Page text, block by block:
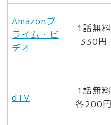
Amazonプ
ライム・ビ
デオ
1話無料
330円
dTV
1話無料
各200円